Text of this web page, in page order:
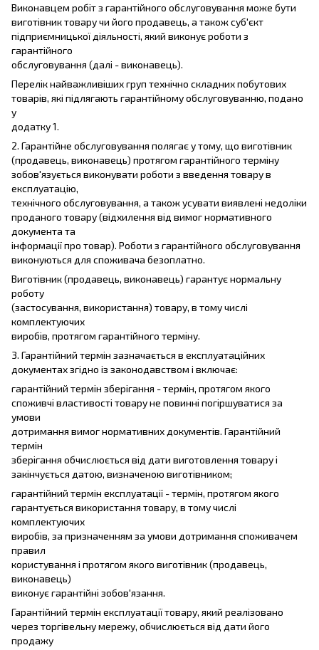
Виконавцем робіт з гарантійного обслуговування може бути
виготівник товару чи його продавець, а також суб'єкт
підприємницької діяльності, який виконує роботи з
гарантійного
обслуговування (далі - виконавець).
Перелік найважливіших груп технічно складних побутових
товарів, які підлягають гарантійному обслуговуванню, подано
у
додатку 1.
2. Гарантійне обслуговування полягає у тому, що виготівник
(продавець, виконавець) протягом гарантійного терміну
зобов'язується виконувати роботи з введення товару в
експлуатацію,
технічного обслуговування, а також усувати виявлені недоліки
проданого товару (відхилення від вимог нормативного
документа та
інформації про товар). Роботи з гарантійного обслуговування
виконуються для споживача безоплатно.
Виготівник (продавець, виконавець) гарантує нормальну
роботу
(застосування, використання) товару, в тому числі
комплектуючих
виробів, протягом гарантійного терміну.
3. Гарантійний термін зазначається в експлуатаційних
документах згідно із законодавством і включає:
гарантійний термін зберігання - термін, протягом якого
споживчі властивості товару не повинні погіршуватися за
умови
дотримання вимог нормативних документів. Гарантійний
термін
зберігання обчислюється від дати виготовлення товару і
закінчується датою, визначеною виготівником;
гарантійний термін експлуатації - термін, протягом якого
гарантується використання товару, в тому числі
комплектуючих
виробів, за призначенням за умови дотримання споживачем
правил
користування і протягом якого виготівник (продавець,
виконавець)
виконує гарантійні зобов'язання.
Гарантійний термін експлуатації товару, який реалізовано
через торгівельну мережу, обчислюється від дати його
продажу